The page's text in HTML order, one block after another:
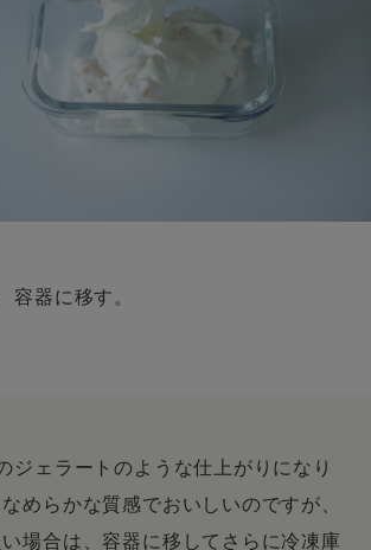
容器に移す。
ジェラートのような仕上がりになり
めらかな質感でおいしいのですが、
場合は、容器に移してさらに冷凍庫